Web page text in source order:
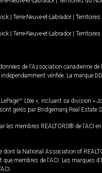
| Terre-Neuve-et-Labrador |
| Terre-Neuve-et-Labrador |
de l'Association canadienne
vérifiée. La marque
MD Ltée », incluant sa division «
gérés par Bridgemarq Real Estate
membres REALTORS® de l'ACI
la National Association of
membres de l'ACI. Les